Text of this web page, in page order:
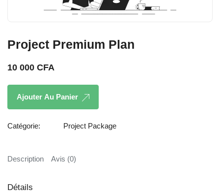
Project Premium Plan
10 000 CFA
Ajouter Au Panier
Catégorie: Project Package
Description Avis (0)
Détails